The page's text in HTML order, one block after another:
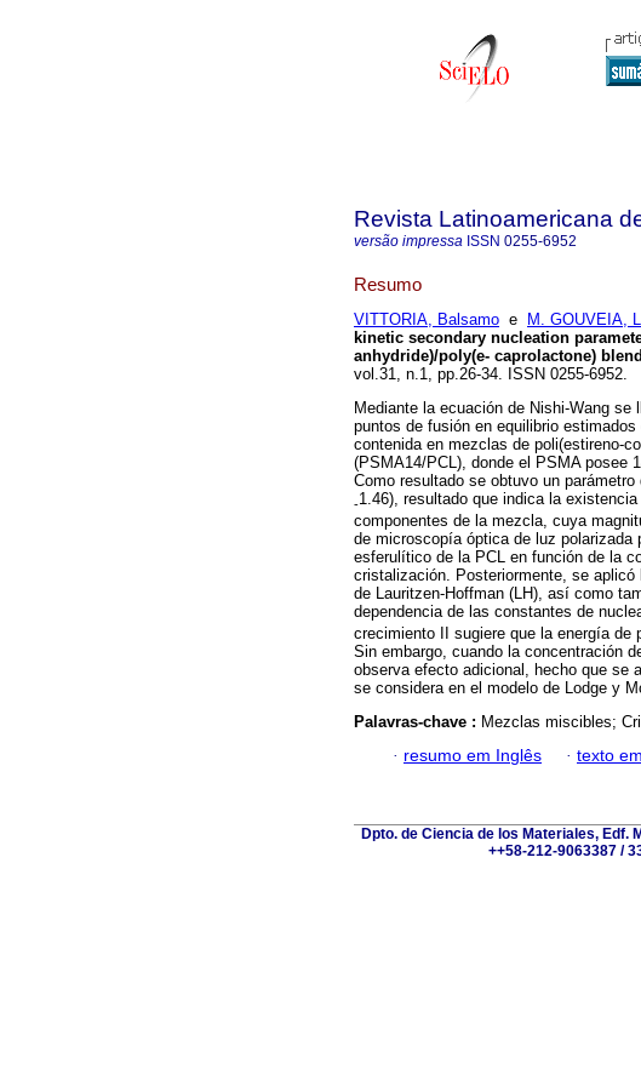
Revista Latinoamericana
versão impressa ISSN 0255-6952
Resumo
VITTORIA, Balsamo e M. GOUVEIA,
kinetic secondary nucleation
anhydride)/poly(e- caprolactone)
vol.31, n.1, pp.26-34. ISSN 0255-6952.
Mediante la ecuación de Nishi-Wang
puntos de fusión en equilibrio
contenida en mezclas de poli(estireno-
(PSMA14/PCL), donde el PSMA posee
Como resultado se obtuvo un
-1.46), resultado que indica la
componentes de la mezcla, cuya
de microscopía óptica de luz
esferulítico de la PCL en función de la
cristalización. Posteriormente, se
de Lauritzen-Hoffman (LH), así como
dependencia de las constantes de
crecimiento II sugiere que la energía de
Sin embargo, cuando la concentración
observa efecto adicional, hecho que se
se considera en el modelo de Lodge y
Palavras-chave : Mezclas miscibles;
· resumo em Inglês · texto
Dpto. de Ciencia de los Materiales, Edf.
++58-212-9063387 /